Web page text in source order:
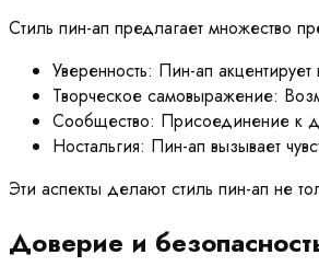
Стиль пин-ап предлагает множество
Уверенность: Пин-ап
Творческое самовыражение:
Сообщество: Присоединение к
Ностальгия: Пин-ап вызывает
Эти аспекты делают стиль пин-ап не
Доверие и